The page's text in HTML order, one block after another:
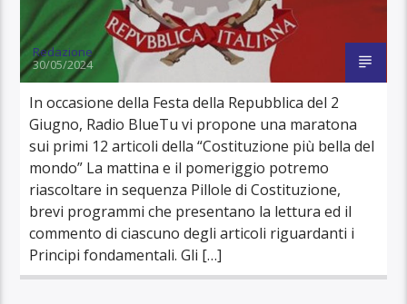
Redazione
30/05/2024
In occasione della Festa della Repubblica del 2
Giugno, Radio BlueTu vi propone una maratona
sui primi 12 articoli della “Costituzione più bella del
mondo” La mattina e il pomeriggio potremo
riascoltare in sequenza Pillole di Costituzione,
brevi programmi che presentano la lettura ed il
commento di ciascuno degli articoli riguardanti i
Principi fondamentali. Gli […]